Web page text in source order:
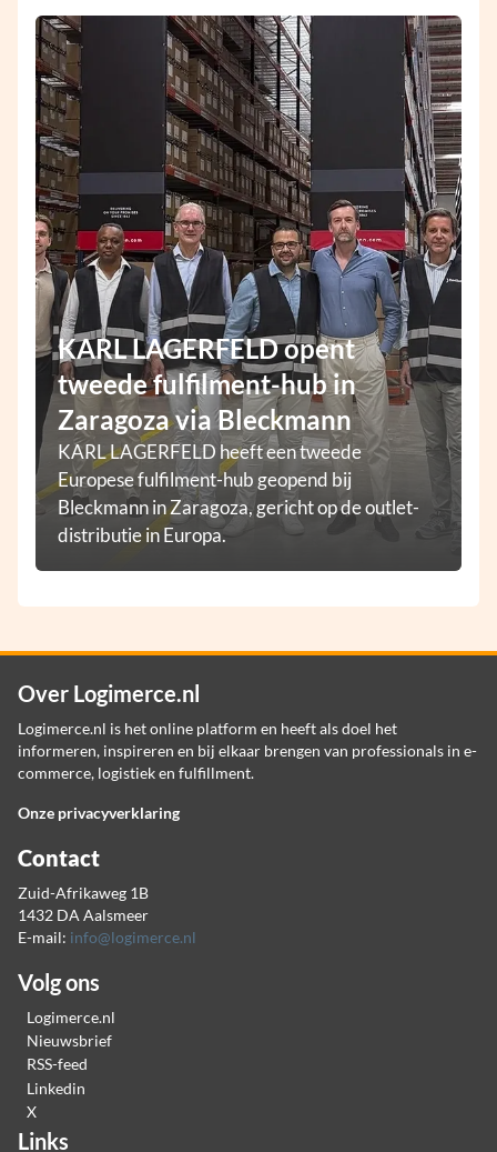
KARL LAGERFELD opent
tweede fulfilment-hub in
Zaragoza via Bleckmann
KARL LAGERFELD heeft een tweede
Europese fulfilment-hub geopend bij
Bleckmann in Zaragoza, gericht op de outlet-
distributie in Europa.
Over Logimerce.nl
Logimerce.nl is het online platform en heeft als doel het
informeren, inspireren en bij elkaar brengen van professionals in e-
commerce, logistiek en fulfillment.
Onze privacyverklaring
Contact
Zuid-Afrikaweg 1B
1432 DA Aalsmeer
E-mail: info@logimerce.nl
Volg ons
Logimerce.nl
Nieuwsbrief
RSS-feed
Linkedin
X
Links